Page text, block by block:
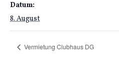
Datum:
8. August
Vermietung Clubhaus DG